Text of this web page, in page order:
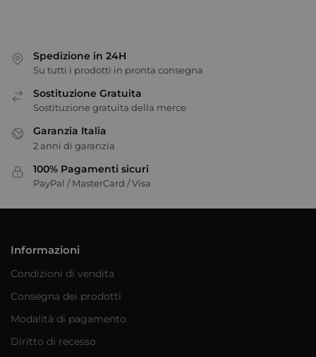
Spedizione in 24H
Su tutti i prodotti in pronta consegna
Sostituzione Gratuita
Sostituzione gratuita della merce
Garanzia Italia
2 anni di garanzia
100% Pagamenti sicuri
PayPal / MasterCard / Visa
Informazioni
Condizioni di vendita
Consegna dei prodotti
Modalità di pagamento
Diritto di recesso